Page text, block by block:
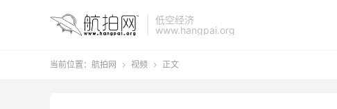
低空经济
www.hangpai.org
当前位置： 航拍网  视频  正文